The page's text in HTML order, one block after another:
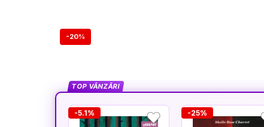
-20%
TOP VÂNZĂRI
-5.1% -25%